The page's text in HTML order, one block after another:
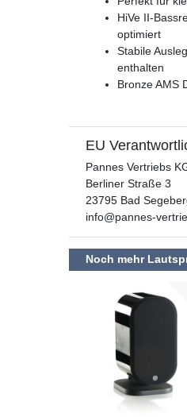
HiVe II-
optimiert
Stabile
enthalten
Bronze AMS
EU
Pannes Vertriebs
Berliner Straße 3
23795 Bad
info@pannes-
Noch mehr